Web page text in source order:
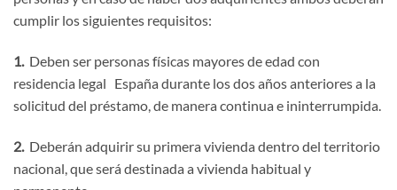
cumplir los siguientes requisitos:
1. Deben ser personas físicas mayores de edad con
residencia legal España durante los dos años anteriores a la
solicitud del préstamo, de manera continua e ininterrumpida.
2. Deberán adquirir su primera vivienda dentro del territorio
nacional, que será destinada a vivienda habitual y